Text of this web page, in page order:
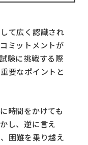
て広く認識され
ミットメントが
験に挑戦する際
要なポイントと
時間をかけても
し、逆に言え
困難を乗り越え